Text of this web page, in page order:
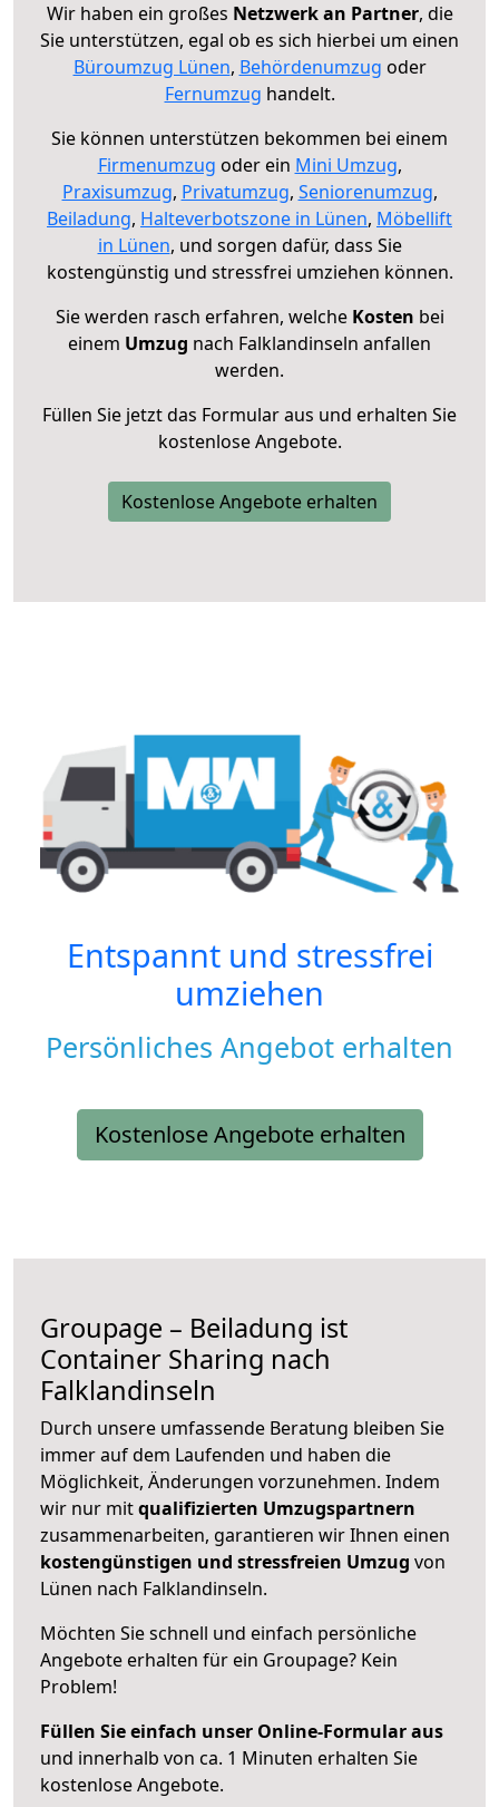
Wir haben ein großes Netzwerk an Partner, die
Sie unterstützen, egal ob es sich hierbei um einen
Büroumzug Lünen, Behördenumzug oder
Fernumzug handelt.
Sie können unterstützen bekommen bei einem
Firmenumzug oder ein Mini Umzug,
Praxisumzug, Privatumzug, Seniorenumzug,
Beiladung, Halteverbotszone in Lünen, Möbellift
in Lünen, und sorgen dafür, dass Sie
kostengünstig und stressfrei umziehen können.
Sie werden rasch erfahren, welche Kosten bei
einem Umzug nach Falklandinseln anfallen
werden.
Füllen Sie jetzt das Formular aus und erhalten Sie
kostenlose Angebote.
Kostenlose Angebote erhalten
Entspannt und stressfrei
umziehen
Persönliches Angebot erhalten
Kostenlose Angebote erhalten
Groupage – Beiladung ist
Container Sharing nach
Falklandinseln
Durch unsere umfassende Beratung bleiben Sie
immer auf dem Laufenden und haben die
Möglichkeit, Änderungen vorzunehmen. Indem
wir nur mitqualifizierten Umzugspartnern
zusammenarbeiten, garantieren wir Ihnen einen
kostengünstigen und stressfreien Umzug von
Lünen nach Falklandinseln.
Möchten Sie schnell und einfach persönliche
Angebote erhalten für ein Groupage? Kein
Problem!
Füllen Sie einfach unser Online-Formular aus
und innerhalb von ca. 1 Minuten erhalten Sie
kostenlose Angebote.